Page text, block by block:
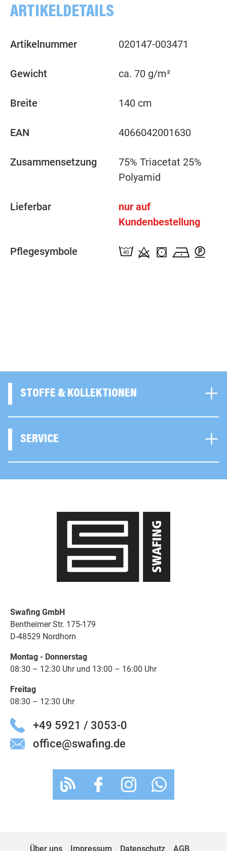
ARTIKELDETAILS
Artikelnummer 020147-003471
Gewicht ca. 70 g/m²
Breite 140 cm
EAN 4066042001630
Zusammensetzung
75% Triacetat 25%
Polyamid
Lieferbar
nur auf
Kundenbestellung
Pflegesymbole
STOFFE & KOLLEKTIONEN
SERVICE
Swafing GmbH
Bentheimer Str. 175-179
D-48529 Nordhorn
Montag - Donnerstag
08:30 – 12:30 Uhr und 13:00 – 16:00 Uhr
Freitag
08:30 – 12:30 Uhr
+49 5921 / 3053-0
office@swafing.de
Über uns Impressum Datenschutz AGB